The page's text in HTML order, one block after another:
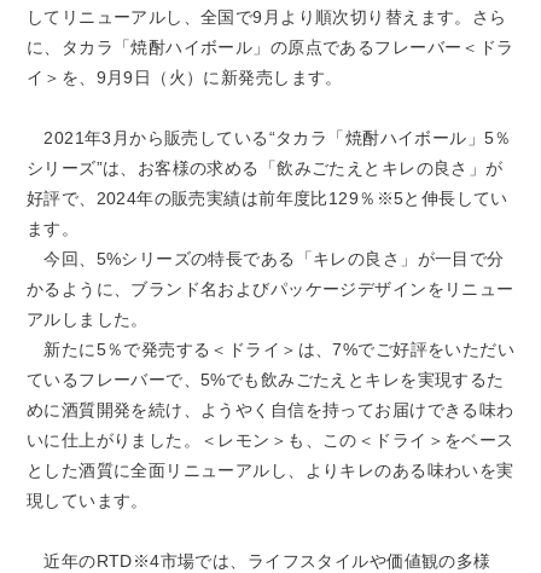
してリニューアルし、全国で9月より順次切り替えます。さら
に、タカラ「焼酎ハイボール」の原点であるフレーバー＜ドラ
イ＞を、9月9日（火）に新発売します。
2021年3月から販売している“タカラ「焼酎ハイボール」5％
シリーズ”は、お客様の求める「飲みごたえとキレの良さ」が
好評で、2024年の販売実績は前年度比129％※5と伸長してい
ます。
今回、5%シリーズの特長である「キレの良さ」が一目で分
かるように、ブランド名およびパッケージデザインをリニュー
アルしました。
新たに5％で発売する＜ドライ＞は、7%でご好評をいただい
ているフレーバーで、5%でも飲みごたえとキレを実現するた
めに酒質開発を続け、ようやく自信を持ってお届けできる味わ
いに仕上がりました。＜レモン＞も、この＜ドライ＞をベース
とした酒質に全面リニューアルし、よりキレのある味わいを実
現しています。
近年のRTD※4市場では、ライフスタイルや価値観の多様